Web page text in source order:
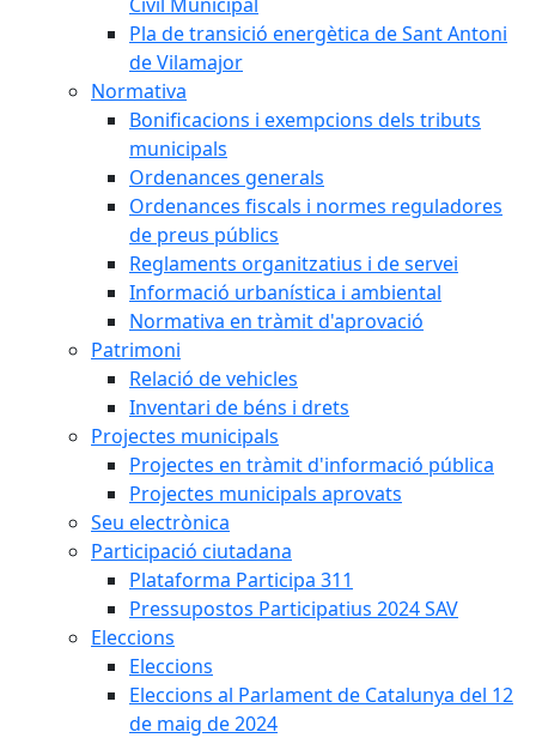
Pla de transició energètica de Sant Antoni
de Vilamajor
Normativa
Bonificacions i exempcions dels tributs
municipals
Ordenances generals
Ordenances fiscals i normes reguladores
de preus públics
Reglaments organitzatius i de servei
Informació urbanística i ambiental
Normativa en tràmit d'aprovació
Patrimoni
Relació de vehicles
Inventari de béns i drets
Projectes municipals
Projectes en tràmit d'informació pública
Projectes municipals aprovats
Seu electrònica
Participació ciutadana
Plataforma Participa 311
Pressupostos Participatius 2024 SAV
Eleccions
Eleccions
Eleccions al Parlament de Catalunya del 12
de maig de 2024